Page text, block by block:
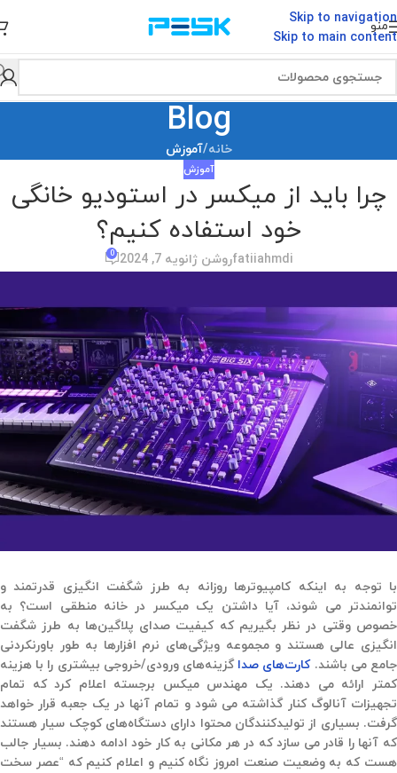
Skip to navigation
Skip to main content
منو
Blog
خانه/آموزش
آموزش
چرا باید از میکسر در استودیو خانگی
خود استفاده کنیم؟
fatiiahmdiروشن ژانویه 7, 2024 0
با توجه به اینکه کامپیوترها روزانه به طرز شگفت انگیزی قدرتمند و
توانمندتر می شوند، آیا داشتن یک میکسر در خانه منطقی است؟ به
خصوص وقتی در نظر بگیریم که کیفیت صدای پلاگین‌ها به طرز شگفت
انگیزی عالی هستند و مجموعه ویژگی‌های نرم افزارها به طور باورنکردنی
جامع می باشند.کارت‌های صدا گزینه‌های ورودی/خروجی بیشتری را با هزینه
کمتر ارائه می دهند. یک مهندس میکس برجسته اعلام کرد که تمام
تجهیزات آنالوگ کنار گذاشته می شود و تمام آنها در یک جعبه قرار خواهد
گرفت. بسیاری از تولیدکنندگان محتوا دارای دستگاه‌های کوچک سیار هستند
که آنها را قادر می سازد که در هر مکانی به کار خود ادامه دهند. بسیار جالب
هست که به وضعیت صنعت امروز نگاه کنیم و اعلام کنیم که “عصر سخت